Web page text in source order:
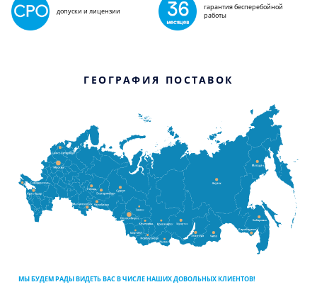
допуски и лицензии
гарантия бесперебойной
работы
ГЕОГРАФИЯ ПОСТАВОК
МЫ БУДЕМ РАДЫ ВИДЕТЬ ВАС В ЧИСЛЕ НАШИХ ДОВОЛЬНЫХ КЛИЕНТОВ!